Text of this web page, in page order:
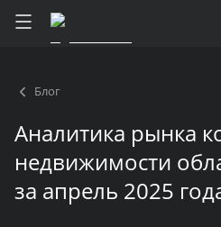
Блог
Аналитика рынка
недвижимости
за апрель 2025